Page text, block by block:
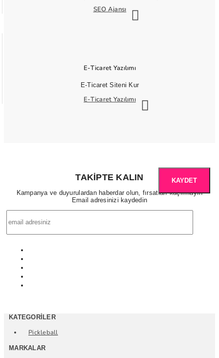
SEO Ajansı
E-Ticaret Yazılımı
E-Ticaret Siteni Kur
E-Ticaret Yazılımı
TAKIPTE KALIN
Kampanya ve duyurulardan haberdar olun, fırsatları kaçırmayın
Email adresinizi kaydedin
KAYDET
KATEGORILER
Pickleball
MARKALAR